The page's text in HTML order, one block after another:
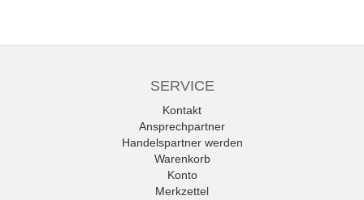
SERVICE
Kontakt
Ansprechpartner
Handelspartner werden
Warenkorb
Konto
Merkzettel